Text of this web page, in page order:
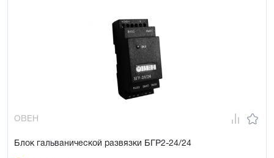
ОВЕН
Блок гальванической развязки БГР2-24/24